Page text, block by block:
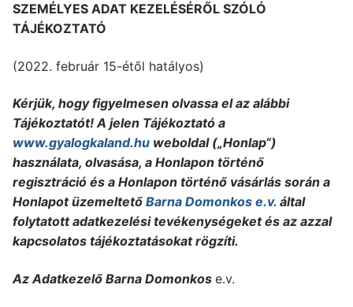
SZEMÉLYES ADAT KEZELÉSÉRŐL SZÓLÓ
TÁJÉKOZTATÓ
(2022. február 15-étől hatályos)
Kérjük, hogy figyelmesen olvassa el az alábbi
Tájékoztatót! A jelen Tájékoztató a
www.gyalogkaland.hu weboldal („Honlap“)
használata, olvasása, a Honlapon történő
regisztráció és a Honlapon történő vásárlás során a
Honlapot üzemeltető Barna Domonkos e.v. által
folytatott adatkezelési tevékenységeket és az azzal
kapcsolatos tájékoztatásokat rögzíti.
Az Adatkezelő Barna Domonkos e.v.